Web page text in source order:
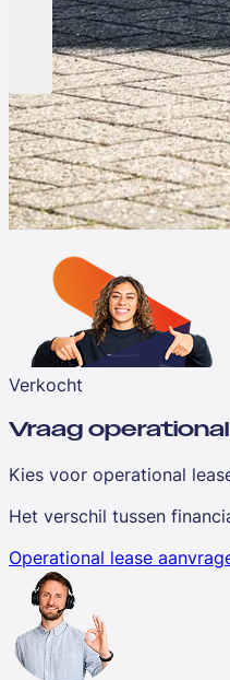
Verkocht
Vraag
Kies voor operational
Het verschil tussen
Operational lease